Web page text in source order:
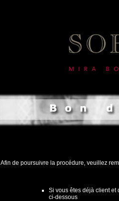
Afin de poursuivre la procédure, veuillez
Si vous êtes déjà client et
ci-dessous